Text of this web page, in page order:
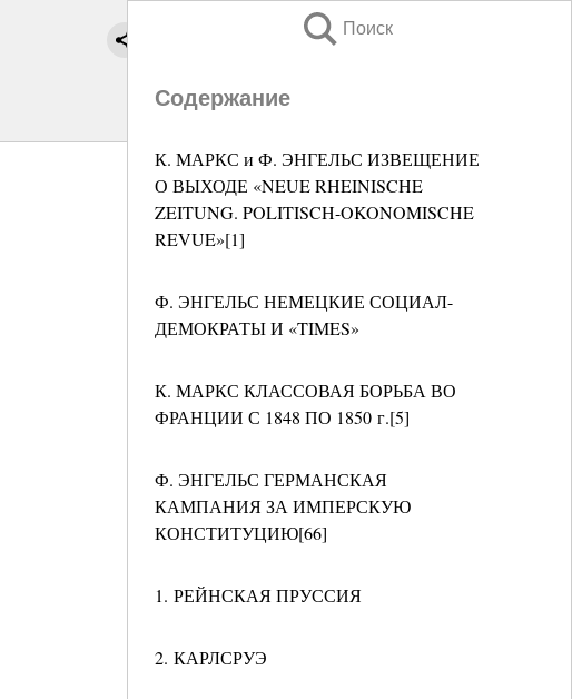
Поиск
Содержание
К. МАРКС и Ф. ЭНГЕЛЬС ИЗВЕЩЕНИЕ
О ВЫХОДЕ «NEUE RHEINISCHE
ZEITUNG. POLITISCH-OKONOMISCHE
REVUE»[1]
Ф. ЭНГЕЛЬС НЕМЕЦКИЕ СОЦИАЛ-
ДЕМОКРАТЫ И «TIMES»
К. МАРКС КЛАССОВАЯ БОРЬБА ВО
ФРАНЦИИ С 1848 ПО 1850 г.[5]
Ф. ЭНГЕЛЬС ГЕРМАНСКАЯ
КАМПАНИЯ ЗА ИМПЕРСКУЮ
КОНСТИТУЦИЮ[66]
1. РЕЙНСКАЯ ПРУССИЯ
2. КАРЛСРУЭ